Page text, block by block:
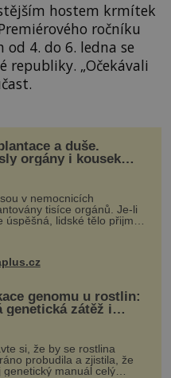
hostem krmítek
ročníku
4. do 6. ledna se
republiky. „Očekávali
a duše.
orgány i kousek
v nemocnicích
tisíce orgánů. Je-li
úspěšná, lidské tělo přijme
genomu u rostlin:
genetická zátěž i
si, že by se rostlina
probudila a zjistila, že
genetický manuál celý